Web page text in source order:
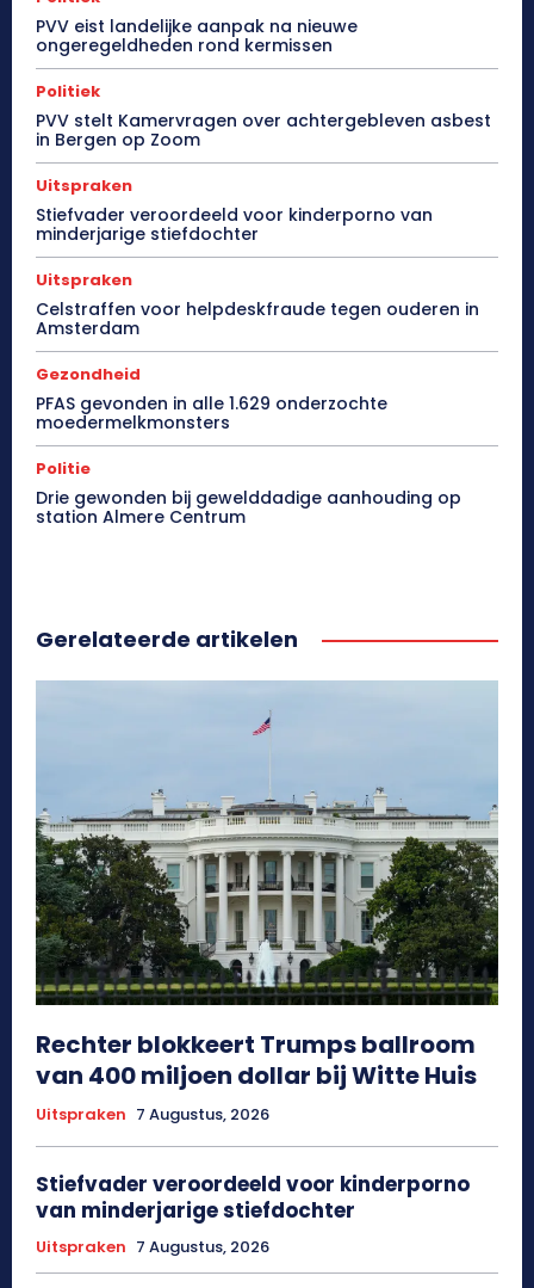
PVV eist landelijke aanpak na nieuwe
ongeregeldheden rond kermissen
Politiek
PVV stelt Kamervragen over achtergebleven asbest
in Bergen op Zoom
Uitspraken
Stiefvader veroordeeld voor kinderporno van
minderjarige stiefdochter
Uitspraken
Celstraffen voor helpdeskfraude tegen ouderen in
Amsterdam
Gezondheid
PFAS gevonden in alle 1.629 onderzochte
moedermelkmonsters
Politie
Drie gewonden bij gewelddadige aanhouding op
station Almere Centrum
Gerelateerde artikelen
Rechter blokkeert Trumps ballroom
van 400 miljoen dollar bij Witte Huis
Uitspraken 7 Augustus, 2026
Stiefvader veroordeeld voor kinderporno
van minderjarige stiefdochter
Uitspraken 7 Augustus, 2026